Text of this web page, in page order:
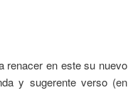
renacer en este su nuevo
y sugerente verso (en